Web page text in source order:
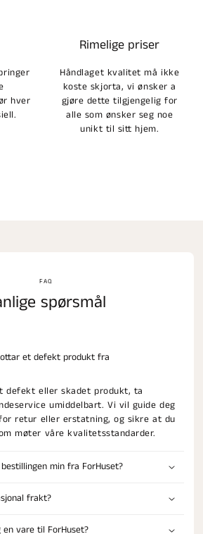
hver
Rimelige priser
Håndlaget kvalitet må ikke
koste skjorta, vi ønsker a
gjøre dette tilgjengelig for
alle som ønsker seg noe
unikt til sitt hjem.
FAQ
spørsmål
et defekt produkt fra
defekt eller skadet produkt, ta
umiddelbart. Vi vil guide deg
retur eller erstatning, og sikre at du
møter våre kvalitetsstandarder.
min fra ForHuset?
frakt?
vare til ForHuset?